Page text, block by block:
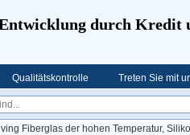
durch Kredit
Qualitätskontrolle Treten Sie mit
Fiberglas der hohen Temperatur,